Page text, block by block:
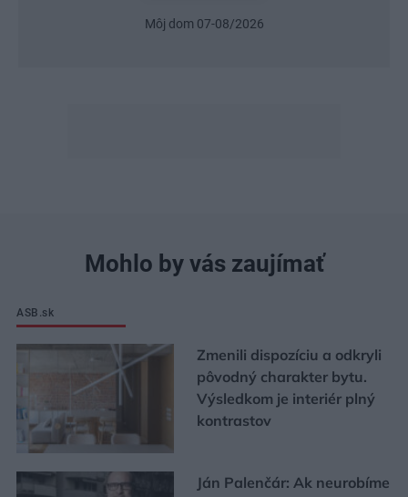
Urob si sám 6/2026
Mohlo by vás zaujímať
ASB.sk
Zmenili dispozíciu a odkryli
pôvodný charakter bytu.
Výsledkom je interiér plný
kontrastov
Ján Palenčár: Ak neurobíme